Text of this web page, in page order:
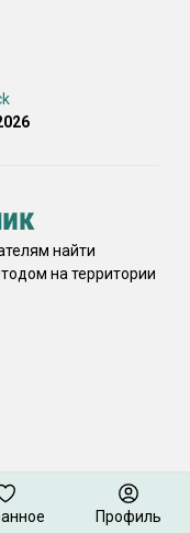
найти
на территории
Профиль